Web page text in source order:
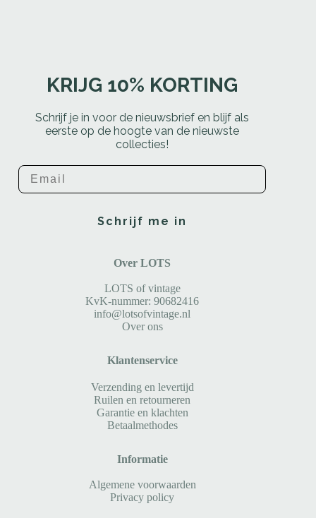
KRIJG 10% KORTING
Schrijf je in voor de nieuwsbrief en blijf als
eerste op de hoogte van de nieuwste
collecties!
Email
Schrijf me in
Over LOTS
LOTS of vintage
KvK-nummer: 90682416
info@lotsofvintage.nl
Over ons
Klantenservice
Verzending en levertijd
Ruilen en retourneren
Garantie en klachten
Betaalmethodes
Informatie
Algemene voorwaarden
Privacy policy